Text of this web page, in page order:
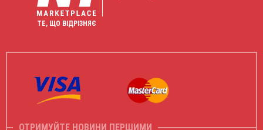
ТЕ, ЩО ВІДРІЗНЯЄ
ОТРИМУЙТЕ НОВИНИ ПЕРШИМИ